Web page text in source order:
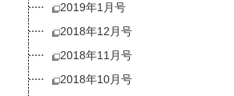
2019年1月号
2018年12月号
2018年11月号
2018年10月号